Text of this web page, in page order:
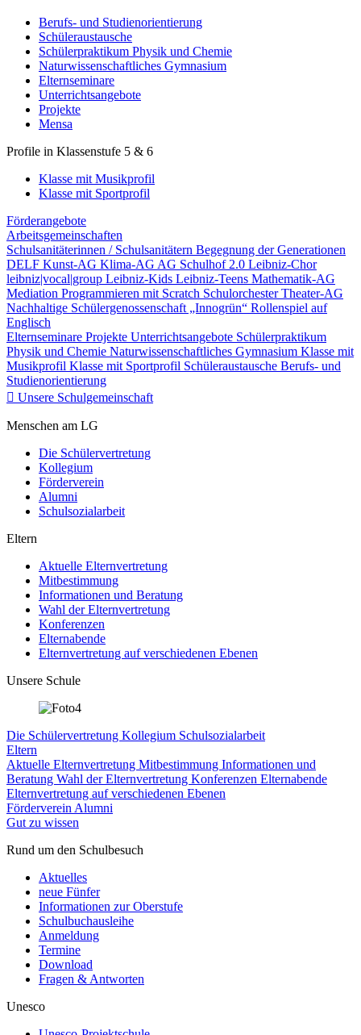
Berufs- und Studienorientierung
Schüleraustausche
Schülerpraktikum Physik und Chemie
Naturwissenschaftliches Gymnasium
Elternseminare
Unterrichtsangebote
Projekte
Mensa
Profile in Klassenstufe 5 & 6
Klasse mit Musikprofil
Klasse mit Sportprofil
Förderangebote
Arbeitsgemeinschaften
Schulsanitäterinnen / Schulsanitätern Begegnung der Generationen
DELF Kunst-AG Klima-AG AG Schulhof 2.0 Leibniz-Chor
leibniz|vocal|group Leibniz-Kids Leibniz-Teens Mathematik-AG
Mediation Programmieren mit Scratch SchulorchesterTheater-AG
Nachhaltige Schülergenossenschaft „Innogrün“ Rollenspiel auf
Englisch
Elternseminare Projekte Unterrichtsangebote Schülerpraktikum
Physik und Chemie Naturwissenschaftliches Gymnasium Klasse mit
Musikprofil Klasse mit Sportprofil Schüleraustausche Berufs- und
Studienorientierung
Unsere Schulgemeinschaft
Menschen am LG
Die Schülervertretung
Kollegium
Förderverein
Alumni
Schulsozialarbeit
Eltern
Aktuelle Elternvertretung
Mitbestimmung
Informationen und Beratung
Wahl der Elternvertretung
Konferenzen
Elternabende
Elternvertretung auf verschiedenen Ebenen
Unsere Schule
Die Schülervertretung Kollegium Schulsozialarbeit
Eltern
Aktuelle Elternvertretung Mitbestimmung Informationen und
Beratung Wahl der Elternvertretung Konferenzen Elternabende
Elternvertretung auf verschiedenen Ebenen
Förderverein Alumni
Gut zu wissen
Rund um den Schulbesuch
Aktuelles
neue Fünfer
Informationen zur Oberstufe
Schulbuchausleihe
Anmeldung
Termine
Download
Fragen & Antworten
Unesco